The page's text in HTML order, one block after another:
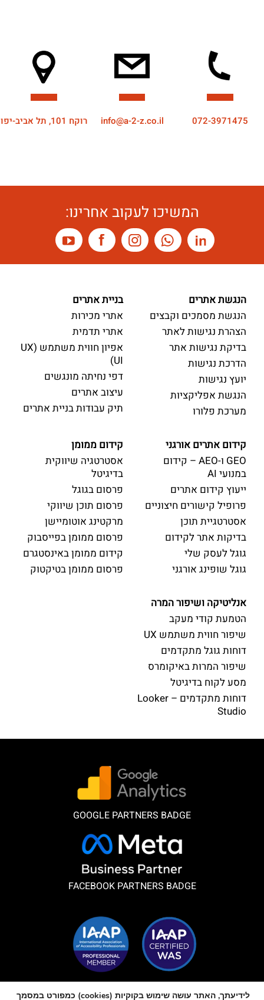
072-3971475
info@a-2-z.co.il רוקח 101, תל אביב-יפו
המשיכו לעקוב אחרינו:
הנגשת אתרים
הנגשת מסמכים וקבצים
הצהרת נגישות לאתר
בדיקת נגישות אתר
הדרכת נגישות
יועץ נגישות
הנגשת אפליקציות
מערכת פלורו
בניית אתרים
אתרי מכירות
אתרי תדמית
אפיון חווית משתמש (UX
UI)
דפי נחיתה מונגשים
עיצוב אתרים
תיק עבודות בניית אתרים
קידום אתרים אורגני
GEO ו-AEO – קידום
במנועי AI
ייעוץ קידום אתרים
פרופיל קישורים חיצוניים
אסטרטגיית תוכן
בדיקות אתר לקידום
גוגל לעסק שלי
גוגל שופינג אורגני
קידום ממומן
אסטרטגיה שיווקית
בדיגיטל
פרסום בגוגל
פרסום תוכן שיווקי
מרקטינג אוטומיישן
פרסום ממומן בפייסבוק
קידום ממומן באינסטגרם
פרסום ממומן בטיקטוק
אנליטיקה ושיפור המרה
הטמעת קודי מעקב
שיפור חווית משתמש UX
דוחות גוגל מתקדמים
שיפור המרות באיקומרס
מסע לקוח בדיגיטל
דוחות מתקדמים – Looker
Studio
GOOGLE PARTNERS BADGE
FACEBOOK PARTNERS BADGE
חברים באיגוד הבינלאומי של מקצועני נגישות
לידיעתך, האתר עושה שימוש בקוקיות (cookies) כמפורט במסמך